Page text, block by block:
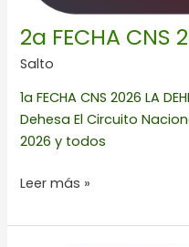
2a FECHA CNS
Salto
1a FECHA CNS 2026 LA
Dehesa El Circuito
2026 y todos
Leer más »